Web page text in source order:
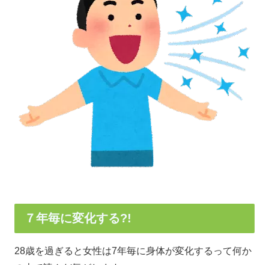
７年毎に変化する?!
28歳を過ぎると女性は7年毎に身体が変化するって何か